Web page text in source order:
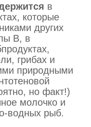
в
которые
других
B, в
грибах и
природными
но факт!)
молочко и
водных рыб.